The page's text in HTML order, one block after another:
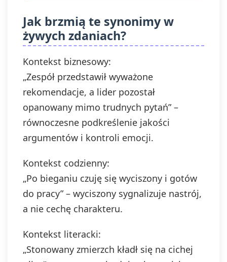
Jak brzmią te synonimy w
żywych zdaniach?
Kontekst biznesowy:
„Zespół przedstawił wyważone
rekomendacje, a lider pozostał
opanowany mimo trudnych pytań” –
równoczesne podkreślenie jakości
argumentów i kontroli emocji.
Kontekst codzienny:
„Po bieganiu czuję się wyciszony i gotów
do pracy” – wyciszony sygnalizuje nastrój,
a nie cechę charakteru.
Kontekst literacki:
„Stonowany zmierzch kładł się na cichej